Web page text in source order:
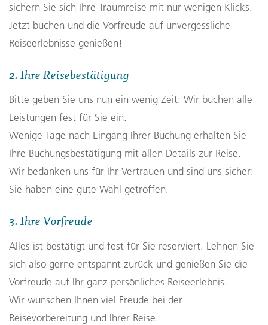
sichern Sie sich Ihre Traumreise mit nur wenigen Klicks.
Jetzt buchen und die Vorfreude auf unvergessliche
Reiseerlebnisse genießen!
2. Ihre Reisebestätigung
Bitte geben Sie uns nun ein wenig Zeit: Wir buchen alle
Leistungen fest für Sie ein.
Wenige Tage nach Eingang Ihrer Buchung erhalten Sie
Ihre Buchungsbestätigung mit allen Details zur Reise.
Wir bedanken uns für Ihr Vertrauen und sind uns sicher:
Sie haben eine gute Wahl getroffen.
3. Ihre Vorfreude
Alles ist bestätigt und fest für Sie reserviert. Lehnen Sie
sich also gerne entspannt zurück und genießen Sie die
Vorfreude auf Ihr ganz persönliches Reiseerlebnis.
Wir wünschen Ihnen viel Freude bei der
Reisevorbereitung und Ihrer Reise.